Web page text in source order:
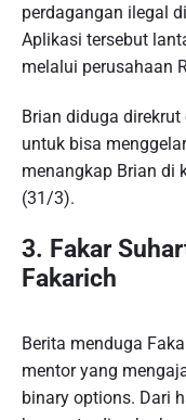
perdagangan ilegal
Aplikasi tersebut
melalui perusahaan
Brian diduga
untuk bisa
menangkap Brian di
(31/3).
3. Fakar
Fakarich
Berita menduga
mentor yang
binary options. Dari